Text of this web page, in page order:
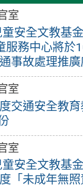
室
安全文教基
服務中心將於
事故處理推廣
室
交通安全教
室
安全文教基
「未成年無